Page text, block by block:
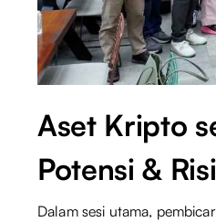
Aset Kripto
Potensi &
Dalam sesi utama,